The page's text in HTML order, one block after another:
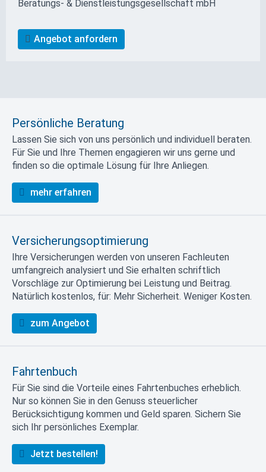
Beratungs- & Dienstleistungs­gesellschaft mbH
Angebot anfordern
Persönliche Beratung
Lassen Sie sich von uns persönlich und individuell beraten.
Für Sie und Ihre Themen engagieren wir uns gerne und
finden so die optimale Lösung für Ihre Anliegen.
mehr erfahren
Versicherungsoptimierung
Ihre Versicherungen werden von unseren Fachleuten
umfangreich analysiert und Sie erhalten schriftlich
Vorschläge zur Optimierung bei Leistung und Beitrag.
Natürlich kostenlos, für: Mehr Sicherheit. Weniger Kosten.
zum Angebot
Fahrtenbuch
Für Sie sind die Vorteile eines Fahrtenbuches erheblich.
Nur so können Sie in den Genuss steuerlicher
Berücksichtigung kommen und Geld sparen. Sichern Sie
sich Ihr persönliches Exemplar.
Jetzt bestellen!